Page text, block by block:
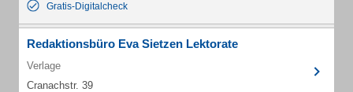
Gratis-Digitalcheck
Redaktionsbüro Eva Sietzen Lektorate
Verlage
Cranachstr. 39